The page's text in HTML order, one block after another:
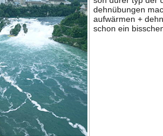
dehnübungen
aufwärmen +
schon ein